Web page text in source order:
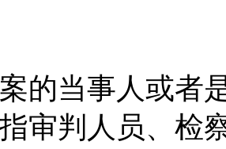
的当事人或者
审判人员、检